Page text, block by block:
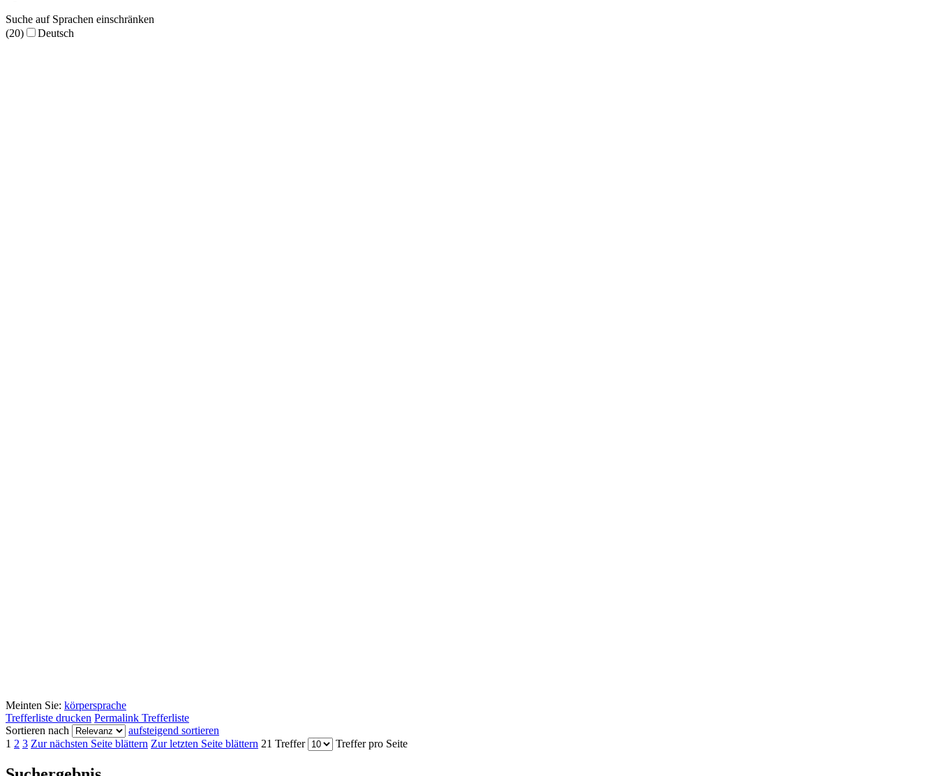
Suche auf Sprachen einschränken
(20)
Deutsch
Meinten Sie: körpersprache
Trefferliste drucken Permalink Trefferliste
Sortieren nach
aufsteigend sortieren
1 2 3 Zur nächsten Seite blättern Zur letzten Seite blättern 21 Treffer Treffer pro Seite